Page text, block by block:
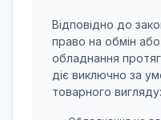
Відповідно до
право на обмін
обладнання
діє виключно за
товарного вигляду: